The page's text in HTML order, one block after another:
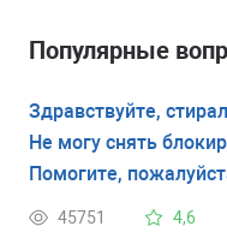
Популярные
Здравствуйте,
Не могу снять
Помогите,
45751 4,6